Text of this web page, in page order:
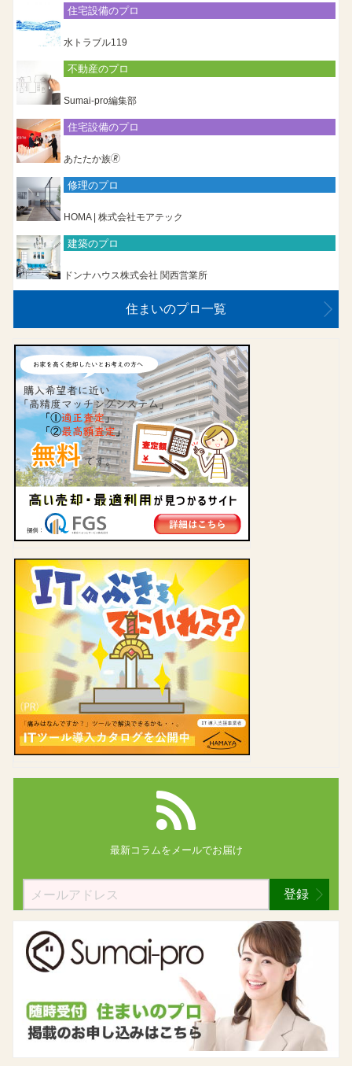
住宅設備のプロ
水トラブル119
不動産のプロ
Sumai-pro編集部
住宅設備のプロ
あたたか族🄬
修理のプロ
HOMA | 株式会社モアテック
建築のプロ
ドンナハウス株式会社 関西営業所
住まいのプロ一覧
最新コラムを メールでお届け
登録